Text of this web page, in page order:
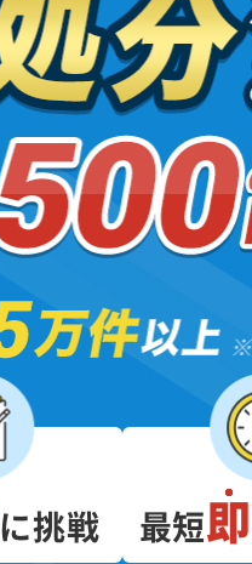
に挑戦 最短